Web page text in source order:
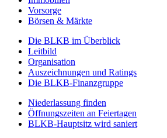
Vorsorge
Börsen & Märkte
Die BLKB im Überblick
Leitbild
Organisation
Auszeichnungen und Ratings
Die BLKB-Finanzgruppe
Niederlassung finden
Öffnungszeiten an Feiertagen
BLKB-Hauptsitz wird saniert